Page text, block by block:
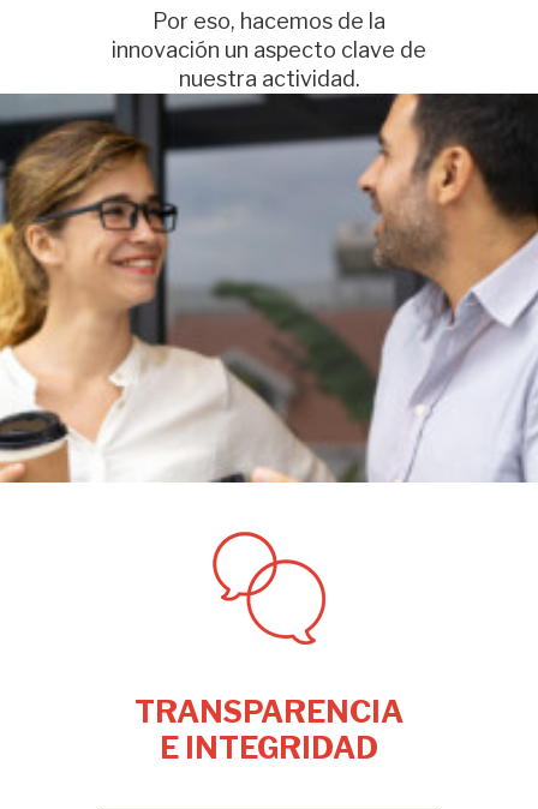
Por eso, hacemos de la
innovación un aspecto clave de
nuestra actividad.
TRANSPARENCIA
E INTEGRIDAD